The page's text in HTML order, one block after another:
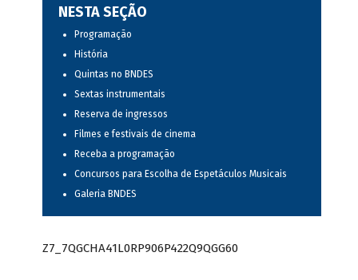
NESTA SEÇÃO
Programação
História
Quintas no BNDES
Sextas instrumentais
Reserva de ingressos
Filmes e festivais de cinema
Receba a programação
Concursos para Escolha de Espetáculos Musicais
Galeria BNDES
Z7_7QGCHA41L0RP906P422Q9QGG60